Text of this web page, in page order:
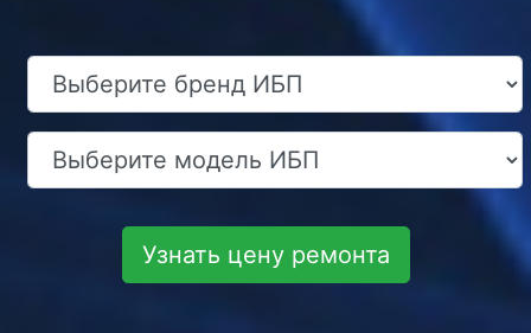
Узнать цену ремонта